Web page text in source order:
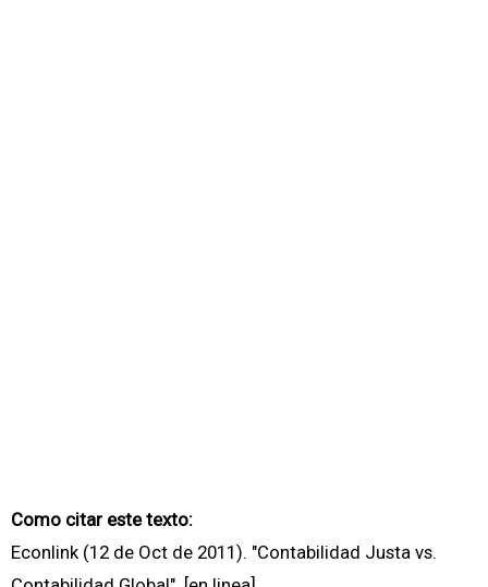
Como citar este texto:
Econlink (12 de Oct de 2011). "Contabilidad Justa vs.